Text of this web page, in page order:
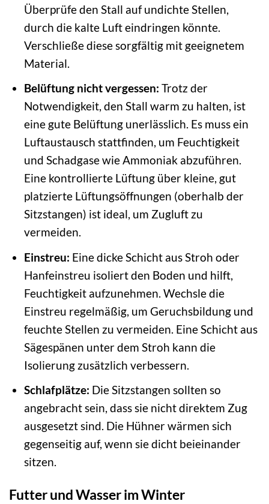
Überprüfe den Stall auf undichte Stellen,
durch die kalte Luft eindringen könnte.
Verschließe diese sorgfältig mit geeignetem
Material.
Belüftung nicht vergessen: Trotz der
Notwendigkeit, den Stall warm zu halten, ist
eine gute Belüftung unerlässlich. Es muss ein
Luftaustausch stattfinden, um Feuchtigkeit
und Schadgase wie Ammoniak abzuführen.
Eine kontrollierte Lüftung über kleine, gut
platzierte Lüftungsöffnungen (oberhalb der
Sitzstangen) ist ideal, um Zugluft zu
vermeiden.
Einstreu: Eine dicke Schicht aus Stroh oder
Hanfeinstreu isoliert den Boden und hilft,
Feuchtigkeit aufzunehmen. Wechsle die
Einstreu regelmäßig, um Geruchsbildung und
feuchte Stellen zu vermeiden. Eine Schicht aus
Sägespänen unter dem Stroh kann die
Isolierung zusätzlich verbessern.
Schlafplätze: Die Sitzstangen sollten so
angebracht sein, dass sie nicht direktem Zug
ausgesetzt sind. Die Hühner wärmen sich
gegenseitig auf, wenn sie dicht beieinander
sitzen.
Futter und Wasser im Winter